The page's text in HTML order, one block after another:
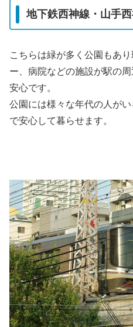
地下鉄西神線・山手
こちらは緑が多く公園もあ
ー、病院などの施設が駅の
安心です。
公園には様々な年代の人が
で安心して暮らせます。